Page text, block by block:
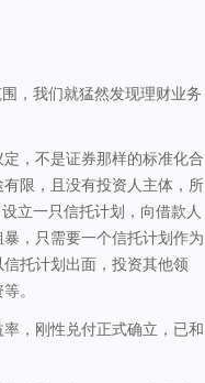
，我们就猛然发现理财业务
，不是证券那样的标准化合
限，且没有投资人主体，所
立一只信托计划，向借款人
，只需要一个信托计划作为
托计划出面，投资其他领
。
，刚性兑付正式确立，已和